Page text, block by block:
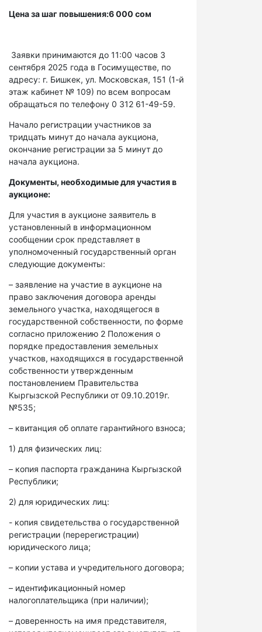
Цена за шаг повышения:6 000 сом
Заявки принимаются до 11:00 часов 3
сентября 2025 года в Госимуществе, по
адресу: г. Бишкек, ул. Московская, 151 (1-й
этаж кабинет № 109) по всем вопросам
обращаться по телефону 0 312 61-49-59.
Начало регистрации участников за
тридцать минут до начала аукциона,
окончание регистрации за 5 минут до
начала аукциона.
Документы, необходимые для участия в
аукционе:
Для участия в аукционе заявитель в
установленный в информационном
сообщении срок представляет в
уполномоченный государственный орган
следующие документы:
– заявление на участие в аукционе на
право заключения договора аренды
земельного участка, находящегося в
государственной собственности, по форме
согласно приложению 2 Положения о
порядке предоставления земельных
участков, находящихся в государственной
собственности утвержденным
постановлением Правительства
Кыргызской Республики от 09.10.2019г.
№535;
– квитанция об оплате гарантийного взноса;
1) для физических лиц:
– копия паспорта гражданина Кыргызской
Республики;
2) для юридических лиц:
- копия свидетельства о государственной
регистрации (перерегистрации)
юридического лица;
– копии устава и учредительного договора;
– идентификационный номер
налогоплательщика (при наличии);
– доверенность на имя представителя,